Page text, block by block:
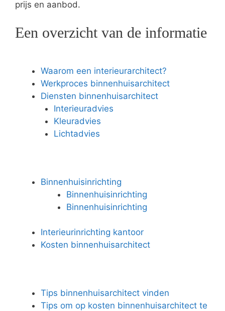
prijs en aanbod.
Een overzicht van de informatie
Waarom een interieurarchitect?
Werkproces binnenhuisarchitect
Diensten binnenhuisarchitect
Interieuradvies
Kleuradvies
Lichtadvies
Binnenhuisinrichting
Binnenhuisinrichting
Binnenhuisinrichting
Interieurinrichting kantoor
Kosten binnenhuisarchitect
Tips binnenhuisarchitect vinden
Tips om op kosten binnenhuisarchitect te